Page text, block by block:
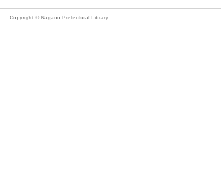
Copyright © Nagano Prefectural Library